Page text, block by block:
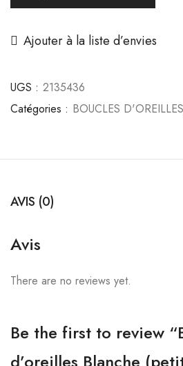
Ajouter à la liste d’envies
UGS : 2135436
Catégories : BOUCLES D'OREILLES
AVIS (0)
Avis
There are no reviews yet.
Be the first to review